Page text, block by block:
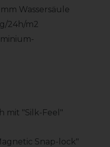
Wassersäule
24h/m2
mit "Silk-Feel"
Snap-lock"